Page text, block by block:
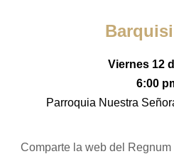
Viernes 12
6:00
Parroquia Nuestra
Comparte la web del Regnum